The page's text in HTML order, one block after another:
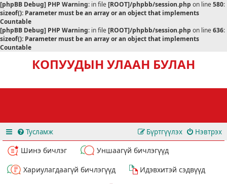
[phpBB Debug] PHP Warning: in file[ROOT]/phpbb/session.php on line580:
sizeof(): Parameter must be an array or an object that implements
Countable
[phpBB Debug] PHP Warning: in file[ROOT]/phpbb/session.php on line636:
sizeof(): Parameter must be an array or an object that implements
Countable
КОПУУДЫН УЛААН БУЛАН
Тусламж Нэвтрэх
Бүртгүүлэх
Шинэ бичлэг
Уншаагүй бичлэгүүд
Хариулагдаагүй бичлэгүүд
Идэвхитэй сэдвүүд